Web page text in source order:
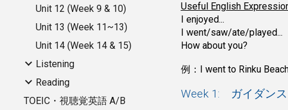
Unit 12 (Week 9 & 10)
Unit 13 (Week 11~13)
Unit 14 (Week 14 & 15)
Listening
Reading
TOEIC・視聴覚英語 A/B
Useful English
I enjoyed...
I went/saw/ate/played...
How about you?
例：I went to Rinku
Week 1: ガイダンス